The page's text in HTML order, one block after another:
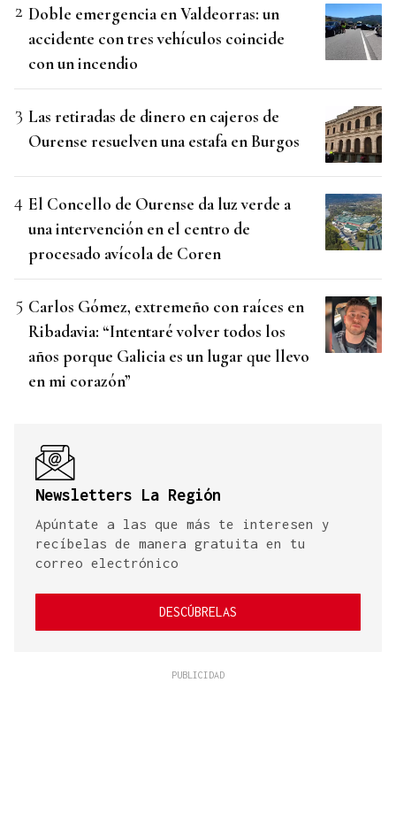
Doble emergencia en Valdeorras: un
accidente con tres vehículos coincide
con un incendio
Las retiradas de dinero en cajeros de
Ourense resuelven una estafa en Burgos
El Concello de Ourense da luz verde a
una intervención en el centro de
procesado avícola de Coren
Carlos Gómez, extremeño con raíces en
Ribadavia: “Intentaré volver todos los
años porque Galicia es un lugar que llevo
en mi corazón”
Newsletters La Región
Apúntate a las que más te interesen y
recíbelas de manera gratuita en tu
correo electrónico
DESCÚBRELAS